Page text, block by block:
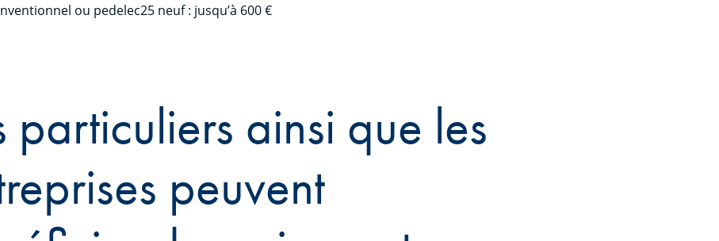
ou pedelec25 neuf : jusqu’à 600 €
particuliers ainsi que les
peuvent